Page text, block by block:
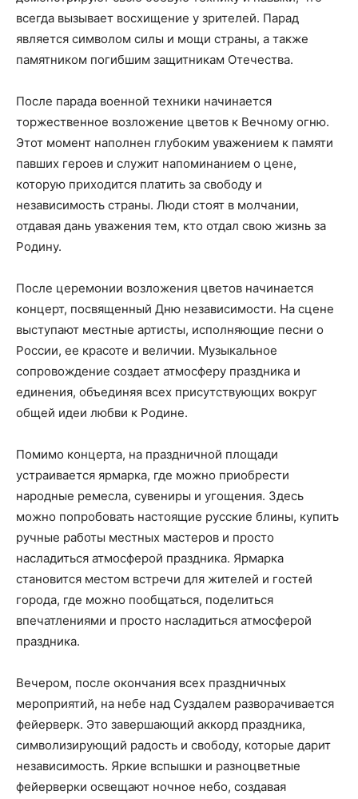
всегда вызывает восхищение у зрителей. Парад
является символом силы и мощи страны, а также
памятником погибшим защитникам Отечества.
После парада военной техники начинается
торжественное возложение цветов к Вечному огню.
Этот момент наполнен глубоким уважением к памяти
павших героев и служит напоминанием о цене,
которую приходится платить за свободу и
независимость страны. Люди стоят в молчании,
отдавая дань уважения тем, кто отдал свою жизнь за
Родину.
После церемонии возложения цветов начинается
концерт, посвященный Дню независимости. На сцене
выступают местные артисты, исполняющие песни о
России, ее красоте и величии. Музыкальное
сопровождение создает атмосферу праздника и
единения, объединяя всех присутствующих вокруг
общей идеи любви к Родине.
Помимо концерта, на праздничной площади
устраивается ярмарка, где можно приобрести
народные ремесла, сувениры и угощения. Здесь
можно попробовать настоящие русские блины, купить
ручные работы местных мастеров и просто
насладиться атмосферой праздника. Ярмарка
становится местом встречи для жителей и гостей
города, где можно пообщаться, поделиться
впечатлениями и просто насладиться атмосферой
праздника.
Вечером, после окончания всех праздничных
мероприятий, на небе над Суздалем разворачивается
фейерверк. Это завершающий аккорд праздника,
символизирующий радость и свободу, которые дарит
независимость. Яркие вспышки и разноцветные
фейерверки освещают ночное небо, создавая